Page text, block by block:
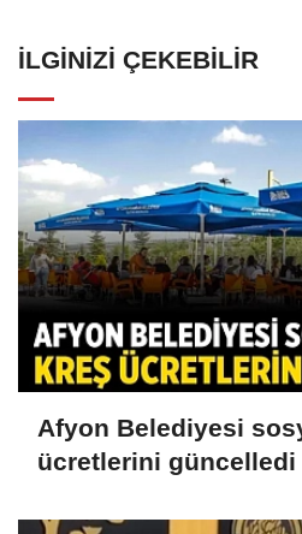
İLGINIZI ÇEKEBILIR
Afyon Belediyesi
ücretlerini güncelledi